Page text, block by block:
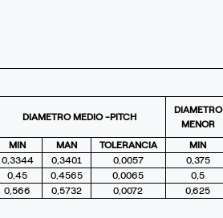
DIAMETRO MEDIO -PITCH
DIAMETRO
MENOR
MIN MAN TOLERANCIA
MIN
0,3344 0,3401 0,0057
0,375
0,45 0,4565 0,0065
0,5
0,566 0,5732 0,0072 0,625